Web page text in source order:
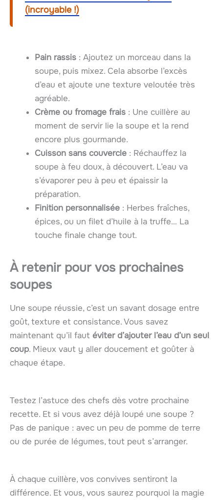
(incroyable !)
Pain rassis : Ajoutez un morceau dans la
soupe, puis mixez. Cela absorbe l’excès
d’eau et ajoute une texture veloutée très
agréable.
Crème ou fromage frais : Une cuillère au
moment de servir lie la soupe et la rend
encore plus gourmande.
Cuisson sans couvercle : Réchauffez la
soupe à feu doux, à découvert. L’eau va
s’évaporer peu à peu et épaissir la
préparation.
Finition personnalisée : Herbes fraîches,
épices, ou un filet d’huile à la truffe… La
touche finale change tout.
À retenir pour vos prochaines
soupes
Une soupe réussie, c’est un savant dosage entre
goût, texture et consistance. Vous savez
maintenant qu’il faut éviter d’ajouter l’eau d’un seul
coup. Mieux vaut y aller doucement et goûter à
chaque étape.
Testez l’astuce des chefs dès votre prochaine
recette. Et si vous avez déjà loupé une soupe ?
Pas de panique : avec un peu de pomme de terre
ou de purée de légumes, tout peut s’arranger.
À chaque cuillère, vos convives sentiront la
différence. Et vous, vous saurez pourquoi la magie